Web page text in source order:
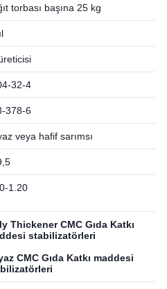
torbası başına 25 kg
32-4
378-6
veya hafif sarımsı
1.20
Thickener CMC Gıda Katkı
stabilizatörleri
CMC Gıda Katkı maddesi